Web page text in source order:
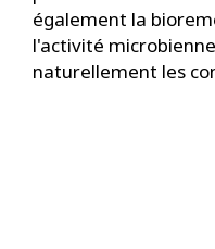
également la
l'activité
naturellement les